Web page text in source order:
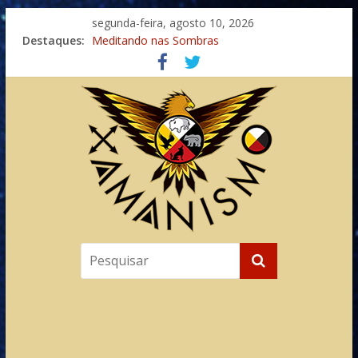
segunda-feira, agosto 10, 2026
Destaques: Meditando nas Sombras
Autosuficiência: A Jornada do Espírito Ancestral
Xamanismo Universal
Totens – Caminho Espiritual – Crescimento
Imaginação na Cura